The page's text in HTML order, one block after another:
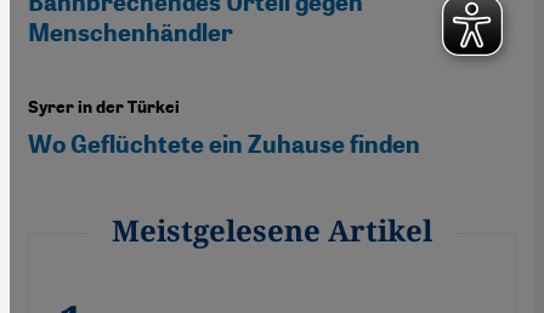
Menschenhändler
Syrer in der Türkei
Wo Geflüchtete ein Zuhause finden
Meistgelesene Artikel